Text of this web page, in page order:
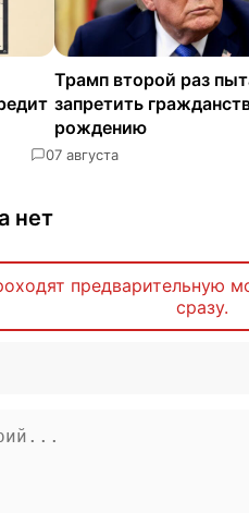
0
Трамп второй раз
запретить
рождению
7 августа
нет
предварительную
сразу.